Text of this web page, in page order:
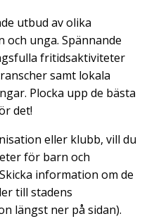
utbud av olika
unga. Spännande
fritidsaktiviteter
samt lokala
Plocka upp de bästa
det!
eller klubb, vill du
för barn och
information om de
till stadens
längst ner på sidan).